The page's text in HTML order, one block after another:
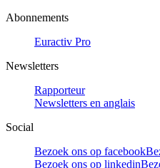
Abonnements
Euractiv Pro
Newsletters
Rapporteur
Newsletters en anglais
Social
Bezoek ons op facebook
Bezoek ons op linkedin